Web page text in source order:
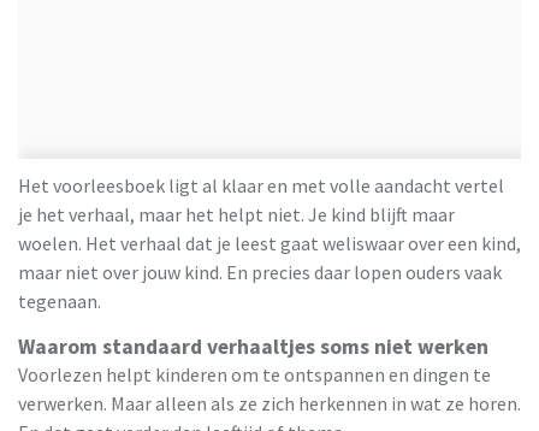
Het voorleesboek ligt al klaar en met volle aandacht vertel
je het verhaal, maar het helpt niet. Je kind blijft maar
woelen. Het verhaal dat je leest gaat weliswaar over een kind,
maar niet over jouw kind. En precies daar lopen ouders vaak
tegenaan.
Waarom standaard verhaaltjes soms niet werken
Voorlezen helpt kinderen om te ontspannen en dingen te
verwerken. Maar alleen als ze zich herkennen in wat ze horen.